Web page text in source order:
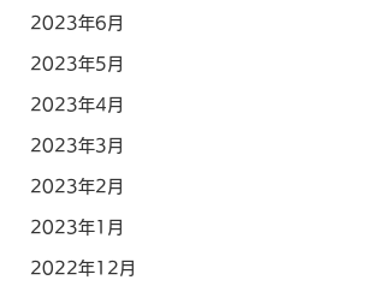
2023年6月
2023年5月
2023年4月
2023年3月
2023年2月
2023年1月
2022年12月